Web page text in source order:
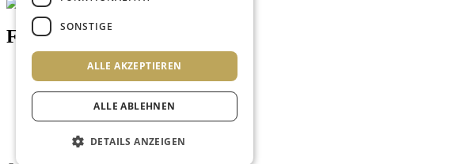
Footer menu (DE)
Datenschutzrichtlinien
Impressum
Mediadaten
Newsletter
SONSTIGE
ALLE AKZEPTIEREN
ALLE ABLEHNEN
DETAILS ANZEIGEN